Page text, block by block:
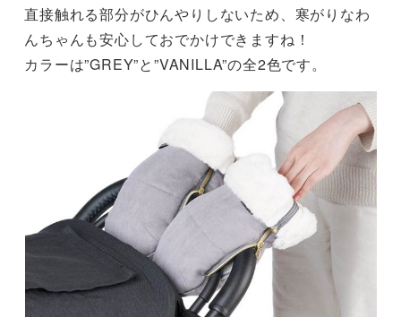
直接触れる部分がひんやりしないため、寒がりなわ
んちゃんも安心しておでかけできますね！
カラーは”GREY”と”VANILLA”の全2色です。